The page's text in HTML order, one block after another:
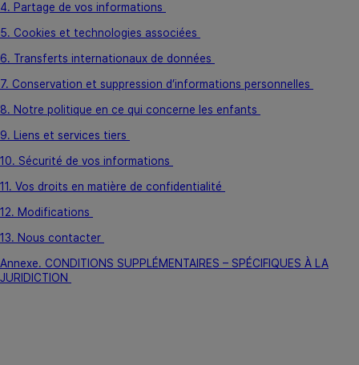
4. Partage de vos informations
5. Cookies et technologies associées
6. Transferts internationaux de données
7. Conservation et suppression d’informations personnelles
8. Notre politique en ce qui concerne les enfants
9. Liens et services tiers
10. Sécurité de vos informations
11. Vos droits en matière de confidentialité
12. Modifications
13. Nous contacter
Annexe. CONDITIONS SUPPLÉMENTAIRES – SPÉCIFIQUES À LA
JURIDICTION